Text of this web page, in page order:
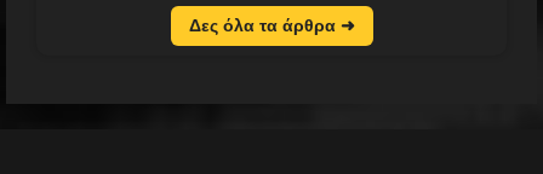
Δες όλα τα άρθρα ➜